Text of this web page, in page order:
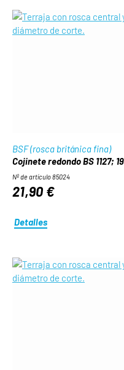
BSF (rosca británica fina)
Cojinete redondo BS 1127;
Nº de artículo 85024
21,90 €
Detalles